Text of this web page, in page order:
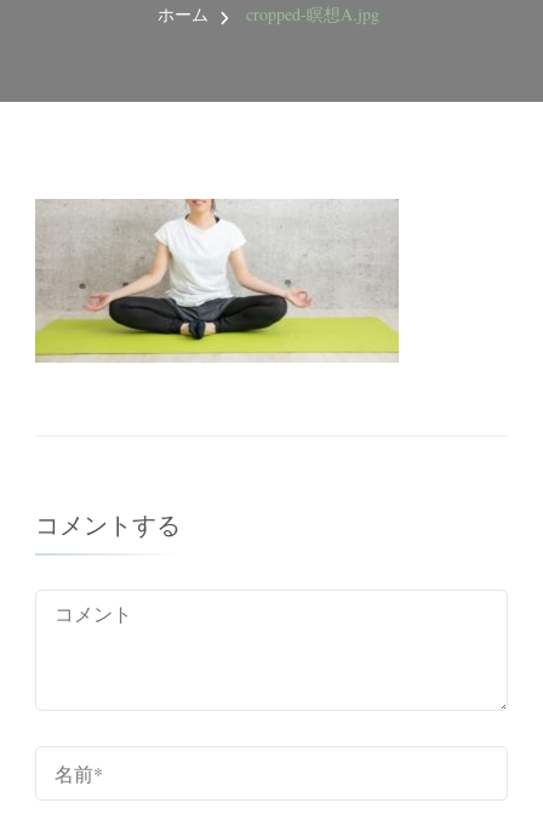
作
成
ホーム cropped-瞑想A.jpg
コメントする